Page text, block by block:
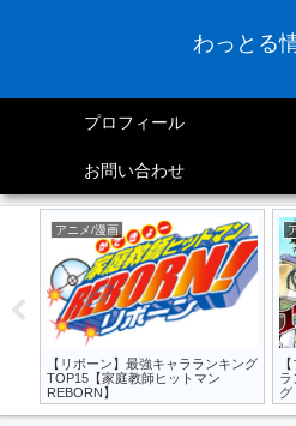
わっとる
プロフィール
お問い合わせ
アニメ/漫画
【リボーン】最強キャラランキング
TOP15【家庭教師ヒットマン
REBORN】
ラ
グ